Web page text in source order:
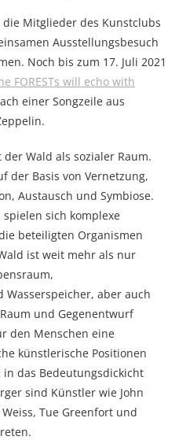
Mitglieder des Kunstclubs
Ausstellungsbesuch
Noch bis zum 17. Juli 2021
FORESTs will echo with
einer Songzeile aus
Wald als sozialer Raum.
der Basis von Vernetzung,
Austausch und Symbiose.
sich komplexe
beteiligten Organismen
ist weit mehr als nur
Wasserspeicher, aber auch
und Gegenentwurf
den Menschen eine
künstlerische Positionen
das Bedeutungsdickicht
sind Künstler wie John
Tue Greenfort und